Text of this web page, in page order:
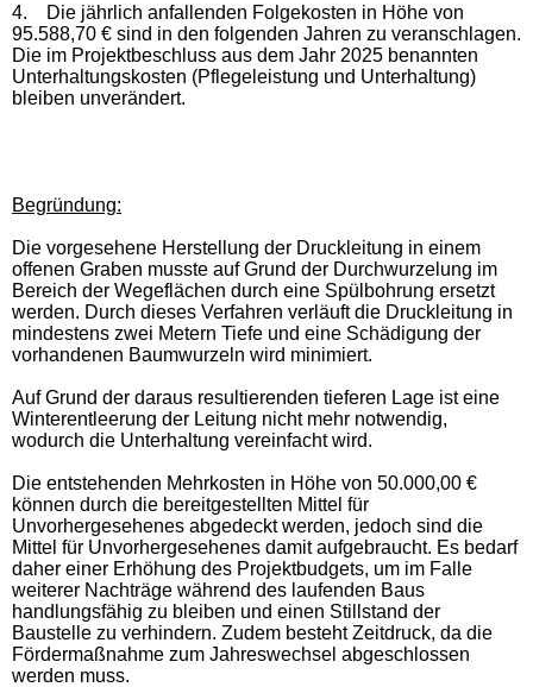
4. Die jährlich anfallenden Folgekosten in Höhe von
95.588,70 € sind in den folgenden Jahren zu veranschlagen.
Die im Projektbeschluss aus dem Jahr 2025 benannten
Unterhaltungskosten (Pflegeleistung und Unterhaltung)
bleiben unverändert.
Begründung:
Die vorgesehene Herstellung der Druckleitung in einem
offenen Graben musste auf Grund der Durchwurzelung im
Bereich der Wegeflächen durch eine Spülbohrung ersetzt
werden. Durch dieses Verfahren verläuft die Druckleitung in
mindestens zwei Metern Tiefe und eine Schädigung der
vorhandenen Baumwurzeln wird minimiert.
Auf Grund der daraus resultierenden tieferen Lage ist eine
Winterentleerung der Leitung nicht mehr notwendig,
wodurch die Unterhaltung vereinfacht wird.
Die entstehenden Mehrkosten in Höhe von 50.000,00 €
können durch die bereitgestellten Mittel für
Unvorhergesehenes abgedeckt werden, jedoch sind die
Mittel für Unvorhergesehenes damit aufgebraucht. Es bedarf
daher einer Erhöhung des Projektbudgets, um im Falle
weiterer Nachträge während des laufenden Baus
handlungsfähig zu bleiben und einen Stillstand der
Baustelle zu verhindern. Zudem besteht Zeitdruck, da die
Fördermaßnahme zum Jahreswechsel abgeschlossen
werden muss.